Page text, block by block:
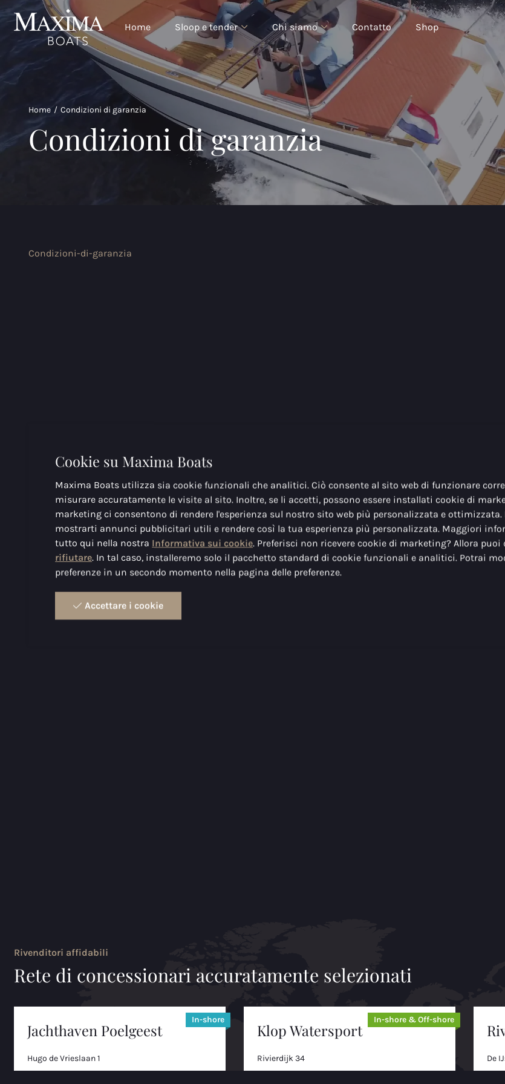
Home Sloop e tender Chi siamo Contatto Shop
Home / Condizioni di garanzia
Condizioni di garanzia
Condizioni-di-garanzia
Rivenditori affidabili
Rete di concessionari accuratamente selezionati
Jachthaven Poelgeest
Hugo de Vrieslaan 1
2341 NT
In-shore
Klop Watersport
Rivierdijk 34
3372 BG
In-shore & Off-shore
De
Cookie su Maxima Boats
Maxima Boats utilizza sia cookie funzionali che analitici. Ciò consente al sito web di funzionare
misurare accuratamente le visite al sito. Inoltre, se li accetti, possono essere installati cookie di
marketing ci consentono di rendere l'esperienza sul nostro sito web più personalizzata e
mostrarti annunci pubblicitari utili e rendere così la tua esperienza più personalizzata. Maggiori
tutto qui nella nostra Informativa sui cookie. Preferisci non ricevere cookie di marketing? Allora
rifiutare. In tal caso, installeremo solo il pacchetto standard di cookie funzionali e analitici. Potrai
preferenze in un secondo momento nella pagina delle preferenze.
Accettare i cookie